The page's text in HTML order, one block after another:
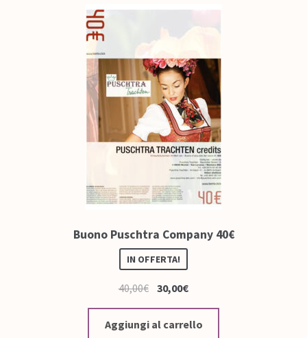
Buono Puschtra Company 40€
IN OFFERTA!
40,00€ 30,00€
Aggiungi al carrello